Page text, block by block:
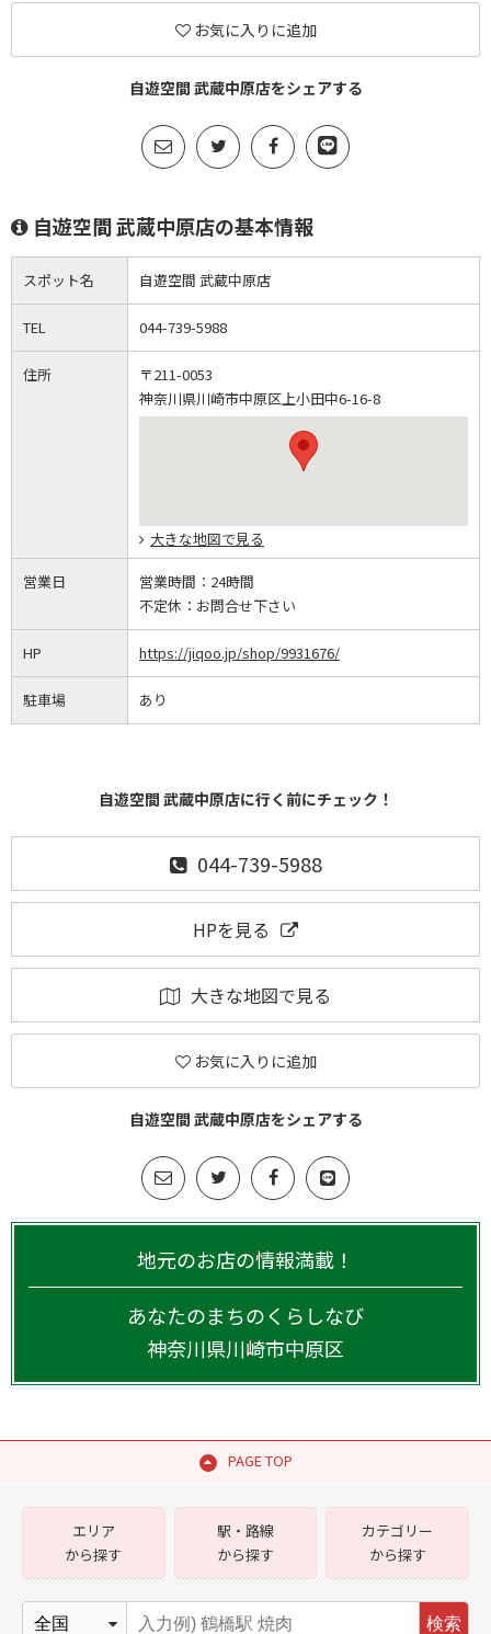
お気に入りに追加
自遊空間 武蔵中原店をシェアする
自遊空間 武蔵中原店の基本情報
スポット名 自遊空間 武蔵中原店
TEL 044-739-5988
住所
〒211-0053
神奈川県川崎市中原区上小田中6-16-8
大きな地図で見る
営業日 営業時間： 24時間
不定休： お問合せ下さい
HP https://jiqoo.jp/shop/9931676/
駐車場 あり
自遊空間 武蔵中原店に行く前にチェック！
044-739-5988
HPを見る
大きな地図で見る
お気に入りに追加
自遊空間 武蔵中原店をシェアする
地元のお店の情報満載！
あなたのまちのくらしなび
神奈川県川崎市中原区
PAGE TOP
エリア
から探す
駅・路線
から探す
カテゴリー
から探す
検索